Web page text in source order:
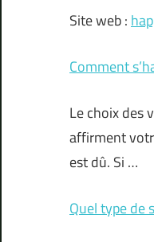
Site web :
Comment
Le choix des
affirment
est dû. Si …
Quel type de